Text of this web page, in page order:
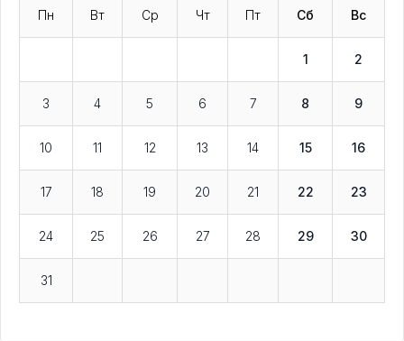
Пн Вт Ср Чт Пт Сб Вс
1 2
3 4 5 6 7 8 9
10 11 12 13 14 15 16
17 18 19 20 21 22 23
24 25 26 27 28 29 30
31